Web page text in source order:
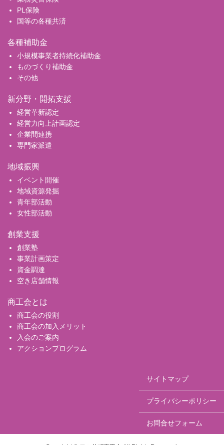
PL保険
国等の各種共済
各種補助金
小規模事業者持続化補助金
ものづくり補助金
その他
新分野・開拓支援
経営革新認定
経営力向上計画認定
企業間連携
専門家派遣
地域振興
イベント開催
地域資源発掘
青年部活動
女性部活動
創業支援
創業塾
事業計画策定
資金調達
空き店舗情報
商工会とは
商工会の役割
商工会の加入メリット
入会のご案内
アクションプログラム
サイトマップ
プライバシーポリシー
お問合せフォーム